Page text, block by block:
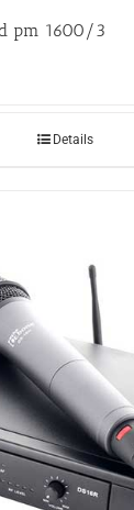
pm 1600/3
Details